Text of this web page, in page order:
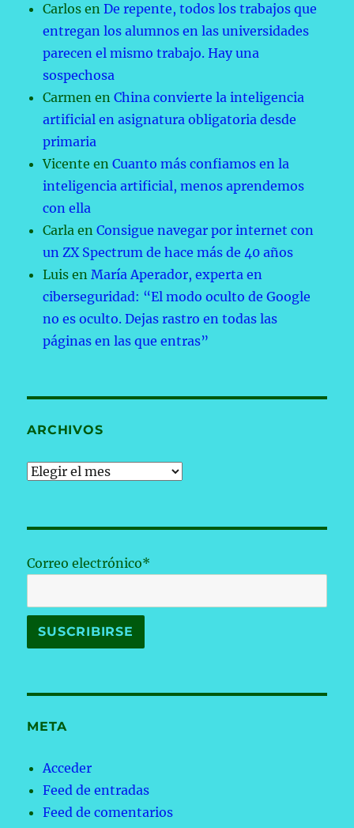
Carlos enDe repente, todos los trabajos que
entregan los alumnos en las universidades
parecen el mismo trabajo. Hay una
sospechosa
Carmen enChina convierte la inteligencia
artificial en asignatura obligatoria desde
primaria
Vicente enCuanto más confiamos en la
inteligencia artificial, menos aprendemos
con ella
Carla enConsigue navegar por internet con
un ZX Spectrum de hace más de 40 años
Luis enMaría Aperador, experta en
ciberseguridad: “El modo oculto de Google
no es oculto. Dejas rastro en todas las
páginas en las que entras”
ARCHIVOS
Archivos
Correo electrónico*
META
Acceder
Feed de entradas
Feed de comentarios